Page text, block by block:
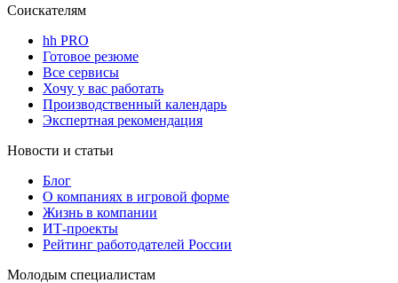
Соискателям
hh PRO
Готовое резюме
Все сервисы
Хочу у вас работать
Производственный календарь
Экспертная рекомендация
Новости и статьи
Блог
О компаниях в игровой форме
Жизнь в компании
ИТ-проекты
Рейтинг работодателей России
Молодым специалистам